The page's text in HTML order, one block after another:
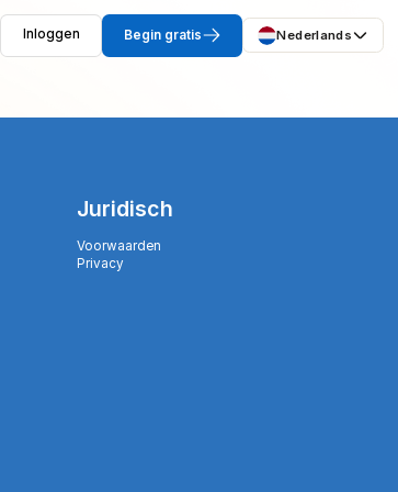
Inloggen Begin gratis Nederlands
Juridisch
Voorwaarden
Privacy